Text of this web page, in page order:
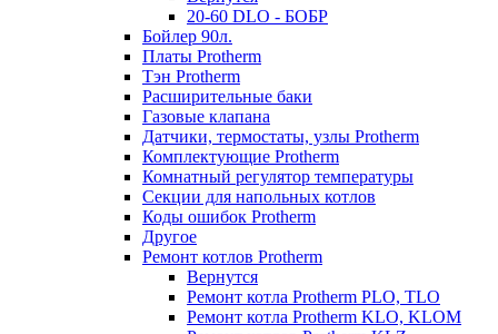
20-60 DLO - БОБР
Бойлер 90л.
Платы Protherm
Тэн Protherm
Расширительные баки
Газовые клапана
Датчики, термостаты, узлы Protherm
Комплектующие Protherm
Комнатный регулятор температуры
Секции для напольных котлов
Коды ошибок Protherm
Другое
Ремонт котлов Protherm
Вернутся
Ремонт котла Protherm PLO, TLO
Ремонт котла Protherm KLO, KLOM